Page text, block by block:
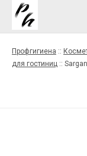
Профгигиена ::
для гостиниц ::